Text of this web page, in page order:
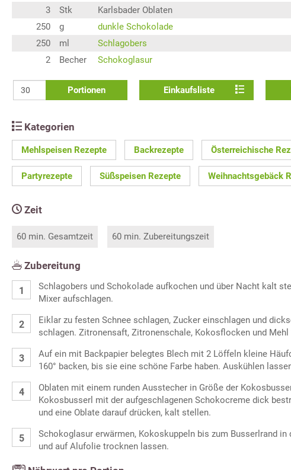
3
Stk
Karlsbader Oblaten
250
g
dunkle Schokolade
250
ml
Schlagobers
2
Becher Schokoglasur
Portionen Einkaufsliste
Kategorien
Mehlspeisen Rezepte Backrezepte Österreichische
Partyrezepte Süßspeisen Rezepte Weihnachtsgebäck
Zeit
60 min. Gesamtzeit 60 min. Zubereitungszeit
Zubereitung
Schlagobers und Schokolade aufkochen und über Nacht kalt
Mixer aufschlagen.
Eiklar zu festen Schnee schlagen, Zucker einschlagen und
schlagen. Zitronensaft, Zitronenschale, Kokosflocken und
Auf ein mit Backpapier belegtes Blech mit 2 Löffeln kleine
160° backen, bis sie eine schöne Farbe haben. Auskühlen
Oblaten mit einem runden Ausstecher in Größe der
Kokosbusserl mit der aufgeschlagenen Schokocreme dick
und eine Oblate darauf drücken, kalt stellen.
Schokoglasur erwärmen, Kokoskuppeln bis zum Busserlrand in
und auf Alufolie trocknen lassen.